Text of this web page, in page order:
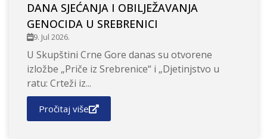
DANA SJEĆANJA I OBILJEŽAVANJA
GENOCIDA U SREBRENICI
9. Jul 2026.
U Skupštini Crne Gore danas su otvorene
izložbe „Priče iz Srebrenice“ i „Djetinjstvo u
ratu: Crteži iz...
Pročitaj više